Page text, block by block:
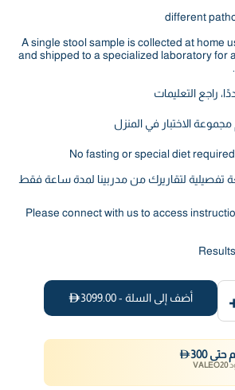
A single stool sample is collected at home
and shipped to a specialized laboratory for
راجع التعليمات
الاختبار في المنزل
No fasting or special diet
تفصيلية لتقاريرك من مدربينا لمدة ساعة فقط
Please connect with us to access
أضف إلى السلة -3099.00
حتى 300
VALEO20